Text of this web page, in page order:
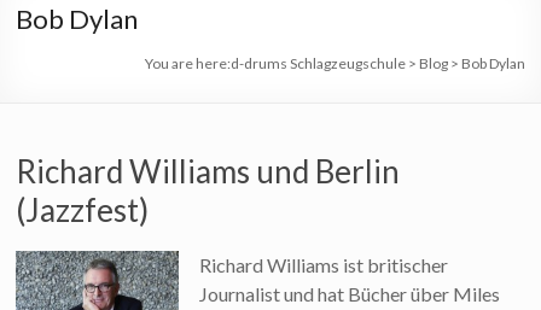
Bob Dylan
You are here:d-drums Schlagzeugschule> Blog> Bob Dylan
Richard Williams und Berlin
(Jazzfest)
Richard Williams ist britischer
Journalist und hat Bücher über Miles